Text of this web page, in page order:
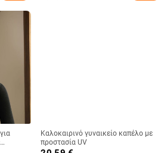
Καλοκαιρινό γυναικείο καπέλο με
προστασία UV